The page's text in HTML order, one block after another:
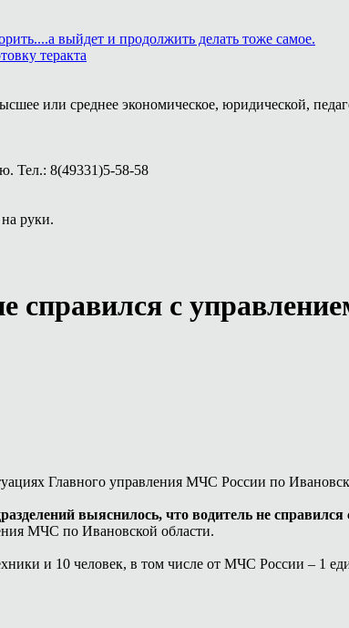
выйдет и продолжить делать тоже самое.
теракта
или среднее экономическое, юридической,
Тел.: 8(49331)5-58-58
руки.
справился с
Главного управления МЧС России по
выяснилось, что водитель не справился
МЧС по Ивановской области.
и 10 человек, в том числе от МЧС России – 1